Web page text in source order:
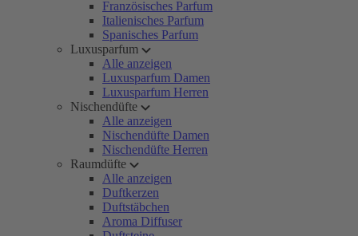
Französisches Parfum
Italienisches Parfum
Spanisches Parfum
Luxusparfum
Alle anzeigen
Luxusparfum Damen
Luxusparfum Herren
Nischendüfte
Alle anzeigen
Nischendüfte Damen
Nischendüfte Herren
Raumdüfte
Alle anzeigen
Duftkerzen
Duftstäbchen
Aroma Diffuser